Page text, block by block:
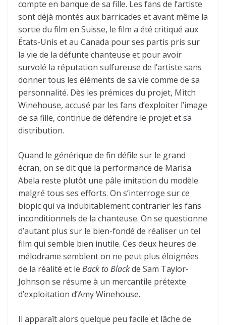
compte en banque de sa fille. Les fans de l’artiste
sont déjà montés aux barricades et avant même la
sortie du film en Suisse, le film a été critiqué aux
États-Unis et au Canada pour ses partis pris sur
la vie de la défunte chanteuse et pour avoir
survolé la réputation sulfureuse de l’artiste sans
donner tous les éléments de sa vie comme de sa
personnalité. Dès les prémices du projet, Mitch
Winehouse, accusé par les fans d’exploiter l’image
de sa fille, continue de défendre le projet et sa
distribution.
Quand le générique de fin défile sur le grand
écran, on se dit que la performance de Marisa
Abela reste plutôt une pâle imitation du modèle
malgré tous ses efforts. On s’interroge sur ce
biopic qui va indubitablement contrarier les fans
inconditionnels de la chanteuse. On se questionne
d’autant plus sur le bien-fondé de réaliser un tel
film qui semble bien inutile. Ces deux heures de
mélodrame semblent on ne peut plus éloignées
de la réalité et le Back to Blackde Sam Taylor-
Johnson se résume à un mercantile prétexte
d’exploitation d’Amy Winehouse.
Il apparaît alors quelque peu facile et lâche de